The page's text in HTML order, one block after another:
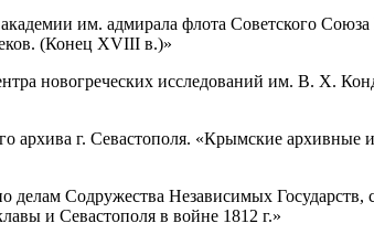
им. адмирала флота Советского
(Конец XVIII в.)»
новогреческих исследований им. В. Х.
архива г. Севастополя. «Крымские
делам Содружества Независимых
и Севастополя в войне 1812 г.»